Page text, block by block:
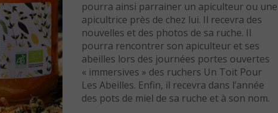
pourra ainsi parrainer un apiculteur ou une
apicultrice près de chez lui. Il recevra des
nouvelles et des photos de sa ruche. Il
pourra rencontrer son apiculteur et ses
abeilles lors des journées portes ouvertes
« immersives » des ruchers Un Toit Pour
Les Abeilles. Enfin, il recevra dans l’année
des pots de miel de sa ruche et à son nom.